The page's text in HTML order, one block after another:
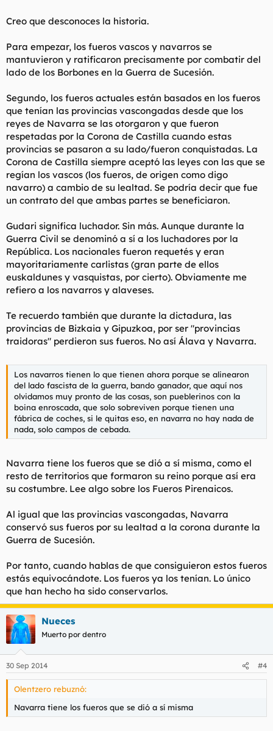
libertad cuando mis privilegios son adquiridos por la traición
de dichas mierdas de libertad.
Creo que desconoces la historia.
Para empezar, los fueros vascos y navarros se
mantuvieron y ratificaron precisamente por combatir del
lado de los Borbones en la Guerra de Sucesión.
Segundo, los fueros actuales están basados en los fueros
que tenían las provincias vascongadas desde que los
reyes de Navarra se las otorgaron y que fueron
respetadas por la Corona de Castilla cuando estas
provincias se pasaron a su lado/fueron conquistadas. La
Corona de Castilla siempre aceptó las leyes con las que se
regían los vascos (los fueros, de origen como digo
navarro) a cambio de su lealtad. Se podría decir que fue
un contrato del que ambas partes se beneficiaron.
Gudari significa luchador. Sin más. Aunque durante la
Guerra Civil se denominó a sí a los luchadores por la
República. Los nacionales fueron requetés y eran
mayoritariamente carlistas (gran parte de ellos
euskaldunes y vasquistas, por cierto). Obviamente me
refiero a los navarros y alaveses.
Te recuerdo también que durante la dictadura, las
provincias de Bizkaia y Gipuzkoa, por ser "provincias
traidoras" perdieron sus fueros. No así Álava y Navarra.
Los navarros tienen lo que tienen ahora porque se alinearon
del lado fascista de la guerra, bando ganador, que aquí nos
olvidamos muy pronto de las cosas, son pueblerinos con la
boina enroscada, que solo sobreviven porque tienen una
fábrica de coches, si le quitas eso, en navarra no hay nada de
nada, solo campos de cebada.
Navarra tiene los fueros que se dió a sí misma, como el
resto de territorios que formaron su reino porque así era
su costumbre. Lee algo sobre los Fueros Pirenaicos.
Al igual que las provincias vascongadas, Navarra
conservó sus fueros por su lealtad a la corona durante la
Guerra de Sucesión.
Por tanto, cuando hablas de que consiguieron estos fueros
estás equivocándote. Los fueros ya los tenían. Lo único
que han hecho ha sido conservarlos.
Nueces
Muerto por dentro
30 Sep 2014 #4
Olentzero rebuznó:
Navarra tiene los fueros que se dió a sí misma